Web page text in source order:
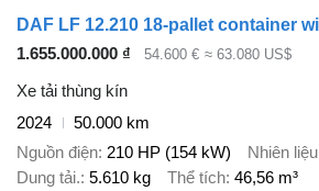
1.655.000.000 ₫ 54.600 € ≈ 63.080 US$
Xe tải thùng kín
2024
50.000 km
Nguồn điện 210 HP (154 kW) Nhiên liệu
Dung tải. 5.610 kg Thể tích 46,56 m³